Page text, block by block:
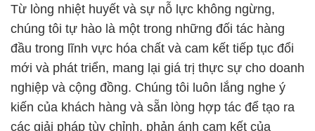
Từ lòng nhiệt huyết và sự nỗ lực không ngừng,
chúng tôi tự hào là một trong những đối tác hàng
đầu trong lĩnh vực hóa chất và cam kết tiếp tục đổi
mới và phát triển, mang lại giá trị thực sự cho doanh
nghiệp và cộng đồng. Chúng tôi luôn lắng nghe ý
kiến của khách hàng và sẵn lòng hợp tác để tạo ra
các giải pháp tùy chỉnh, phản ánh cam kết của